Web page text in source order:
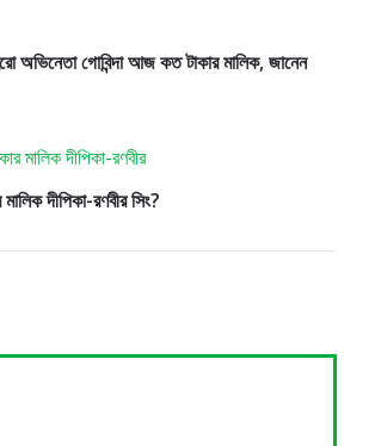
অভিনেতা গোবিন্দা আজ কত টাকার মালিক, জানেন
দীপিকা-রণবীর সিং?